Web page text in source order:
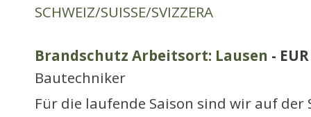
SCHWEIZ/SUISSE/SVIZZERA
Brandschutz Arbeitsort: Lausen -
Bautechniker
Für die laufende Saison sind wir auf der